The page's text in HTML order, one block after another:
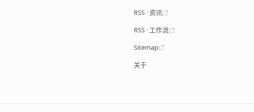
RSS · 资讯
RSS · 工作流
Sitemap
关于